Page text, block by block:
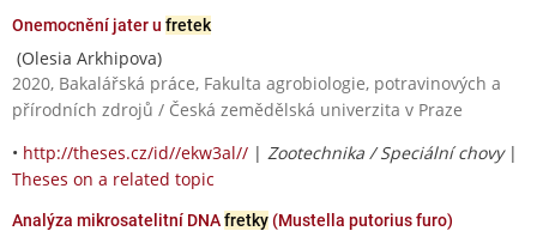
Onemocnění jater u fretek
(Olesia Arkhipova)
2020, Bakalářská práce, Fakulta agrobiologie, potravinových a
přírodních zdrojů / Česká zemědělská univerzita v Praze
• http://theses.cz/id//ekw3al// | Zootechnika / Speciální chovy|
Theses on a related topic
Analýza mikrosatelitní DNAfretky (Mustella putorius furo)